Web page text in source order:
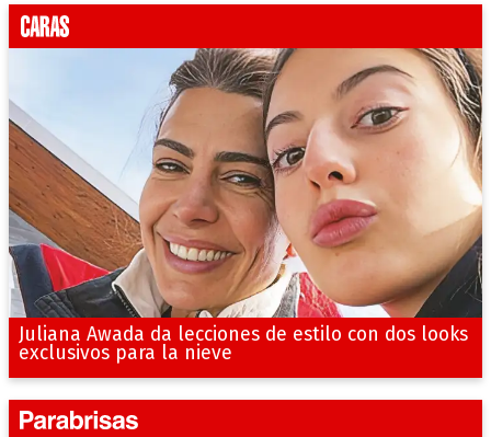
Juliana Awada da lecciones de estilo con dos looks
exclusivos para la nieve